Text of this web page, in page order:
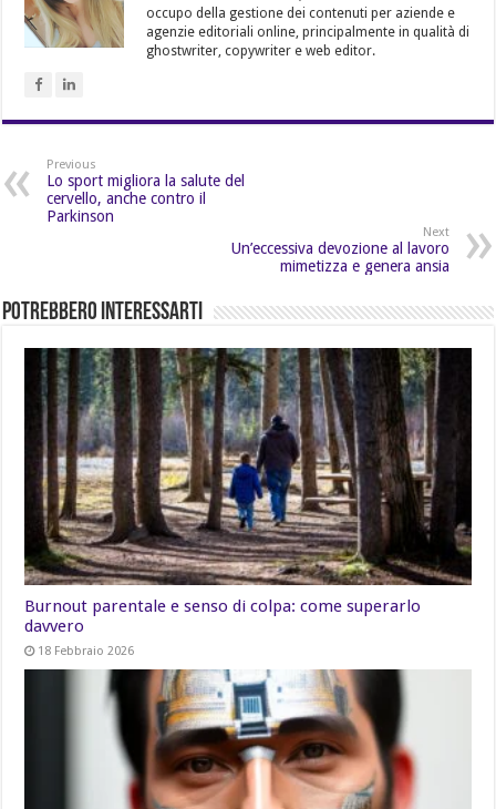
occupo della gestione dei contenuti per aziende e
agenzie editoriali online, principalmente in qualità di
ghostwriter, copywriter e web editor.
Previous
Lo sport migliora la salute del
cervello, anche contro il
Parkinson
Next
Un’eccessiva devozione al lavoro
mimetizza e genera ansia
Potrebbero Interessarti
Burnout parentale e senso di colpa: come superarlo
davvero
18 Febbraio 2026